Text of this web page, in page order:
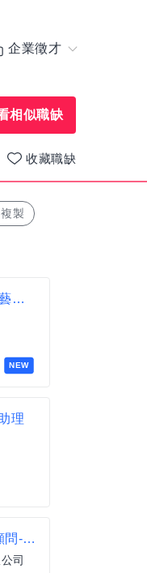
企業徵才
相似職缺
收藏職缺
複製
NEW
青花驕台北中山北店-廚藝助理
理
【OSIM 按摩椅】銷售顧問-宜蘭區
司